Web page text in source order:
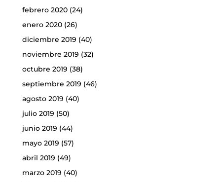
febrero 2020(24)
enero 2020(26)
diciembre 2019 (40)
noviembre 2019 (32)
octubre 2019 (38)
septiembre 2019 (46)
agosto 2019 (40)
julio 2019 (50)
junio 2019 (44)
mayo 2019 (57)
abril 2019 (49)
marzo 2019 (40)